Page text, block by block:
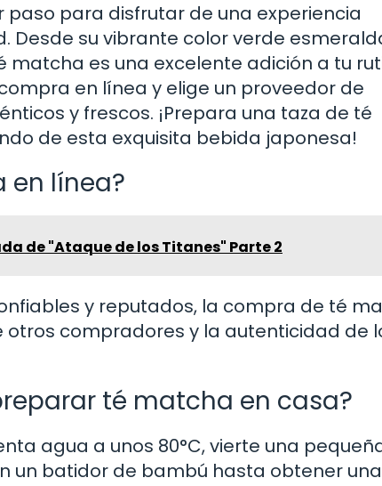
para disfrutar de una experiencia
Desde su vibrante color verde
matcha es una excelente adición a tu
en línea y elige un proveedor de
y frescos. ¡Prepara una taza de té
de esta exquisita bebida japonesa!
en línea?
de "Ataque de los Titanes" Parte 2
y reputados, la compra de té
otros compradores y la autenticidad de
té matcha en casa?
agua a unos 80°C, vierte una
un batidor de bambú hasta obtener una